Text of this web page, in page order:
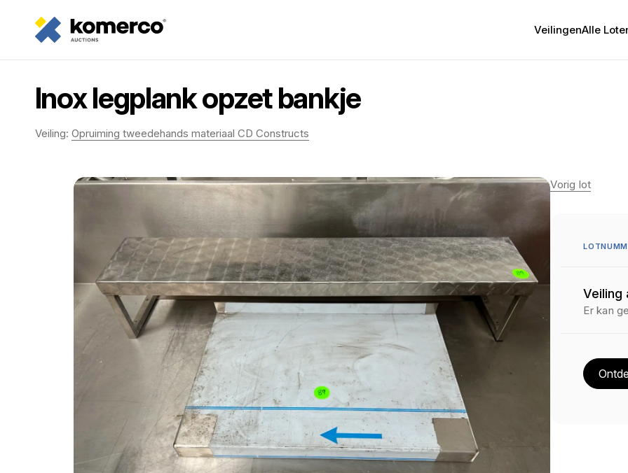
VeilingenAlle
Inox legplank opzet bankje
Veiling: Opruiming tweedehands materiaal CD Constructs
Vorig lot
Veiling
Er kan